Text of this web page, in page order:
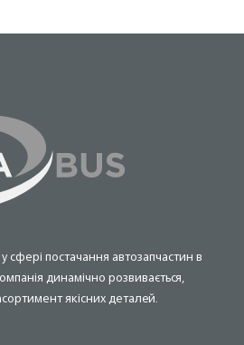
постачання автозапчастин в
динамічно розвивається,
якісних деталей.